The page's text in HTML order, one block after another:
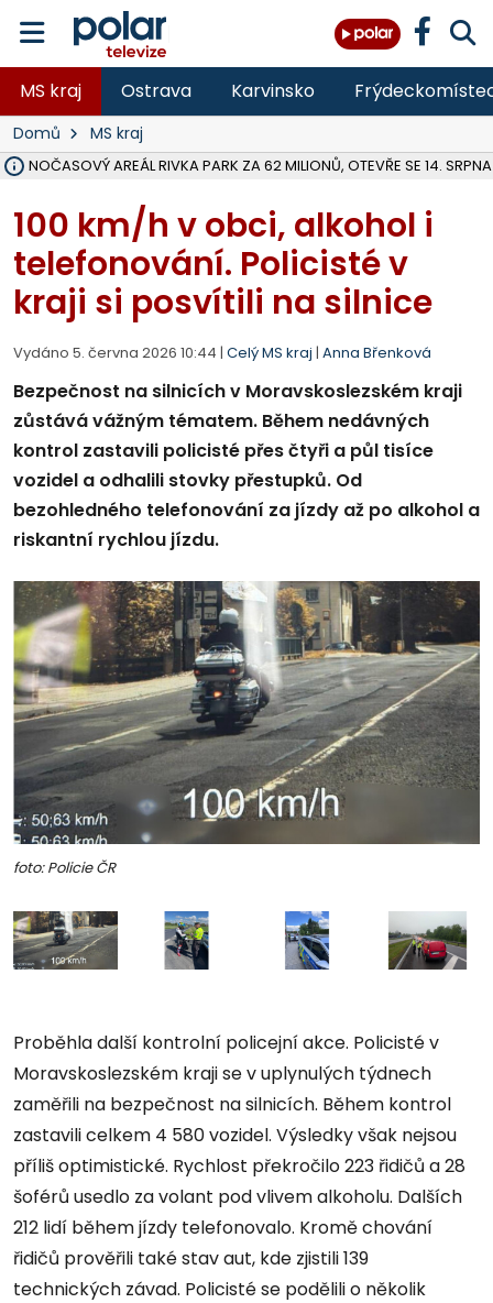
MS kraj Ostrava Karvinsko
Domů MS kraj
AREÁL RIVKA PARK ZA 62 MILIONŮ, OTEVŘE SE 14. SRPNA
100 km/h v obci, alkohol i
telefonování. Policisté v
kraji si posvítili na silnice
Vydáno 5. června 2026 10:44 | Celý MS kraj | Anna Břenková
Bezpečnost na silnicích v Moravskoslezském kraji
zůstává vážným tématem. Během nedávných
kontrol zastavili policisté přes čtyři a půl tisíce
vozidel a odhalili stovky přestupků. Od
bezohledného telefonování za jízdy až po alkohol a
riskantní rychlou jízdu.
foto: Policie ČR
Proběhla další kontrolní policejní akce. Policisté v
Moravskoslezském kraji se v uplynulých týdnech
zaměřili na bezpečnost na silnicích. Během kontrol
zastavili celkem 4 580 vozidel. Výsledky však nejsou
příliš optimistické. Rychlost překročilo 223 řidičů a 28
šoférů usedlo za volant pod vlivem alkoholu. Dalších
212 lidí během jízdy telefonovalo. Kromě chování
řidičů prověřili také stav aut, kde zjistili 139
technických závad. Policisté se podělili o několik